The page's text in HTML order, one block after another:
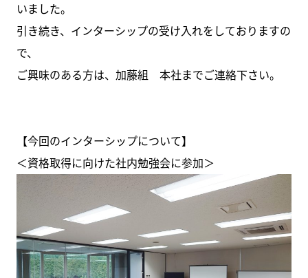
いました。
引き続き、インターシップの受け入れをしておりますの
で、
ご興味のある方は、加藤組 本社までご連絡下さい。
【今回のインターシップについて】
＜資格取得に向けた社内勉強会に参加＞